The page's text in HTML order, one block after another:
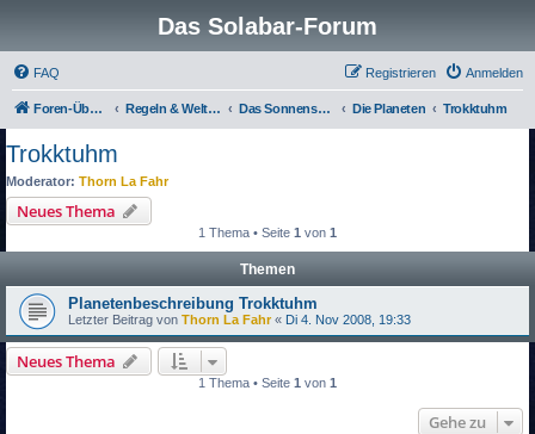
Das Solabar-Forum
FAQ Anmelden
Registrieren
Foren-Übersicht Regeln & Welten Das Sonnensystem Die Planeten Trokktuhm
Trokktuhm
Moderator: Thorn La Fahr
Neues Thema
1 Thema • Seite 1 von 1
Themen
Planetenbeschreibung Trokktuhm
Letzter Beitrag von Thorn La Fahr« Di 4. Nov 2008, 19:33
Neues Thema
1 Thema • Seite 1 von 1
Gehe zu